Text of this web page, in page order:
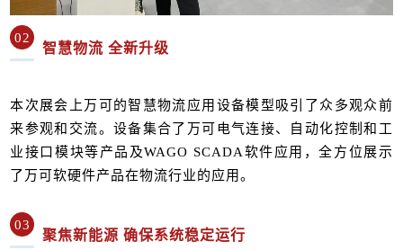
02
智慧物流 全新升级
本次展会上万可的智慧物流应用设备模型吸引了众多观众前
来参观和交流。设备集合了万可电气连接、自动化控制和工
业接口模块等产品及WAGO SCADA软件应用，全方位展示
了万可软硬件产品在物流行业的应用。
03
聚焦新能源 确保系统稳定运行